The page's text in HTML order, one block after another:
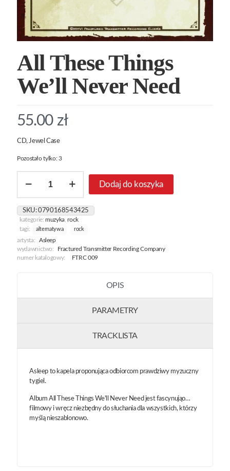
All These Things
We’ll Never Need
55.00 zł
CD, Jewel Case
Pozostało tylko: 3
Things
We'll
Never
Need
Dodaj do koszyka
SKU:0790168543425
kategorie:muzyka ,rock
tagi:
alternatywa rock
artysta:
Asleep
wydawnictwo:
Fractured Transmitter Recording Company
numer katalogowy:
FTRC 009
OPIS
PARAMETRY
TRACKLISTA
Asleep to kapela proponująca odbiorcom prawdziwy myzuczny
tygiel.
Album All These Things We'll Never Need jest fascynująo…
filmowy i wręcz niezbędny do słuchania dla wszystkich, którzy
myślą nieszablonowo.